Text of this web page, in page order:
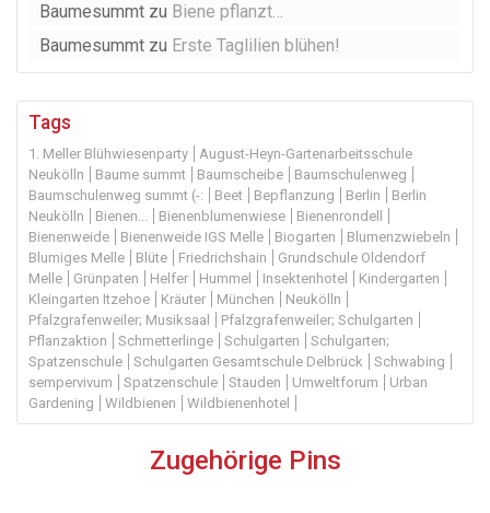
Baumesummt zu Biene pflanzt…
Baumesummt zu Erste Taglilien blühen!
Tags
1. Meller Blühwiesenparty
August-Heyn-Gartenarbeitsschule
Neukölln
Baume summt Baumscheibe
Baumschulenweg
Baumschulenweg summt (-:
Beet Bepflanzung Berlin
Berlin
Neukölln
Bienen... Bienenblumenwiese
Bienenrondell
Bienenweide
Bienenweide IGS Melle Biogarten
Blumenzwiebeln
Blumiges Melle
Blüte Friedrichshain
Grundschule Oldendorf
Melle
Grünpaten Helfer Hummel Insektenhotel
Kindergarten
Kleingarten Itzehoe
Kräuter München
Neukölln
Pfalzgrafenweiler; Musiksaal
Pfalzgrafenweiler; Schulgarten
Pflanzaktion
Schmetterlinge Schulgarten
Schulgarten;
Spatzenschule
Schulgarten Gesamtschule Delbrück
Schwabing
sempervivum
Spatzenschule Stauden Umweltforum
Urban
Gardening
Wildbienen Wildbienenhotel
Zugehörige Pins